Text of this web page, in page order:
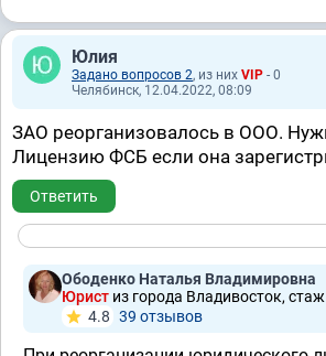
Юлия
Задано вопросов 2, из них VIP - 0
Челябинск, 12.04.2022, 08:09
ЗАО реорганизовалось в ООО.
Лицензию ФСБ если она
Ответить
Ободенко Наталья Владимировна
Юрист из города Владивосток,
4.8 39 отзывов